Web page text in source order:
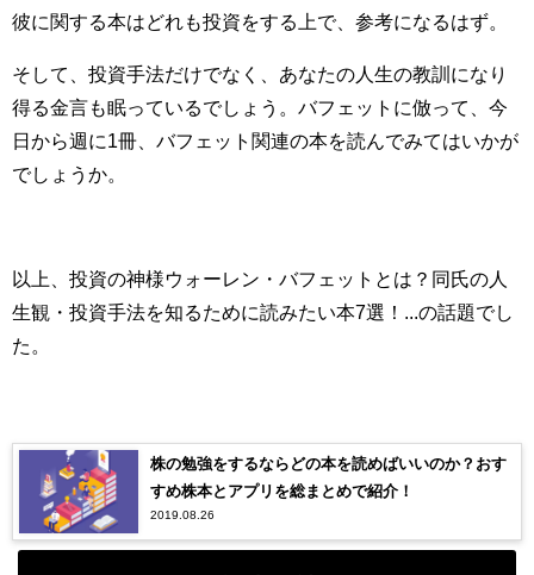
彼に関する本はどれも投資をする上で、参考になるはず。
そして、投資手法だけでなく、あなたの人生の教訓になり
得る金言も眠っているでしょう。バフェットに倣って、今
日から週に1冊、バフェット関連の本を読んでみてはいかが
でしょうか。
以上、投資の神様ウォーレン・バフェットとは？同氏の人
生観・投資手法を知るために読みたい本7選！...の話題でし
た。
株の勉強をするならどの本を読めばいいのか？おす
すめ株本とアプリを総まとめで紹介！
2019.08.26